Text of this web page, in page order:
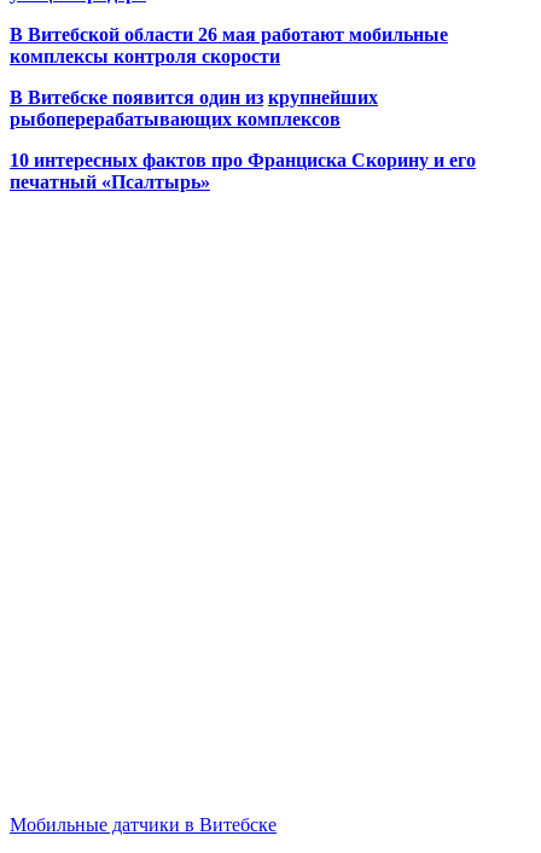
В Витебской области 26 мая работают мобильные
комплексы контроля скорости
В Витебске появится один из крупнейших
рыбоперерабатывающих комплексов
10 интересных фактов про Франциска Скорину и его
печатный «Псалтырь»
Мобильные датчики в Витебске